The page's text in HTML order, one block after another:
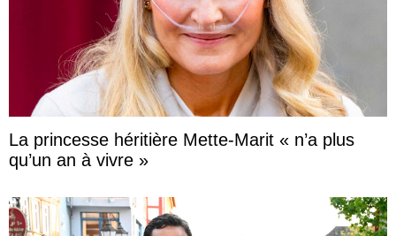
La princesse héritière Mette-Marit « n’a plus
qu’un an à vivre »